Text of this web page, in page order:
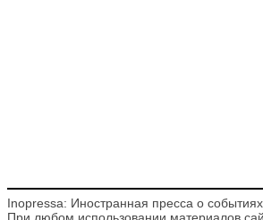
Inopressa: Иностранная пресса о